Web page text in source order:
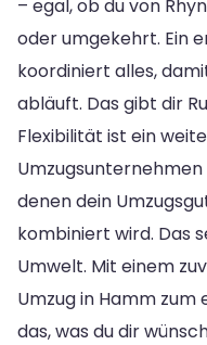
– egal, ob du von
oder umgekehrt. Ein
koordiniert alles,
abläuft. Das gibt dir
Flexibilität ist ein
denen dein
kombiniert wird. Das
Umwelt. Mit einem
Umzug in Hamm
das, was du dir